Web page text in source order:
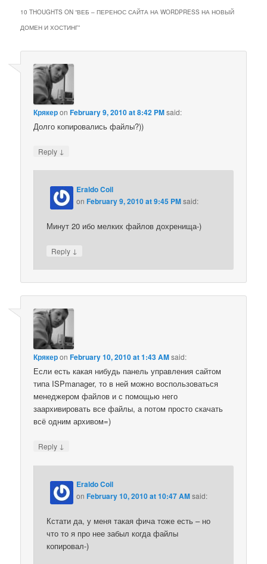
10 THOUGHTS ON “ВЕБ – ПЕРЕНОС САЙТА НА WORDPRESS НА НОВЫЙ
ДОМЕН И ХОСТИНГ”
КрякерonFebruary 9, 2010 at 8:42 PMsaid:
Долго копировались файлы?))
Reply ↓
Eraldo Coil
onFebruary 9, 2010 at 9:45 PMsaid:
Минут 20 ибо мелких файлов дохренища-)
Reply ↓
КрякерonFebruary 10, 2010 at 1:43 AMsaid:
Если есть какая нибудь панель управления сайтом
типа ISPmanager, то в ней можно воспользоваться
менеджером файлов и с помощью него
заархивировать все файлы, а потом просто скачать
всё одним архивом=)
Reply ↓
Eraldo Coil
onFebruary 10, 2010 at 10:47 AMsaid:
Кстати да, у меня такая фича тоже есть – но
что то я про нее забыл когда файлы
копировал-)